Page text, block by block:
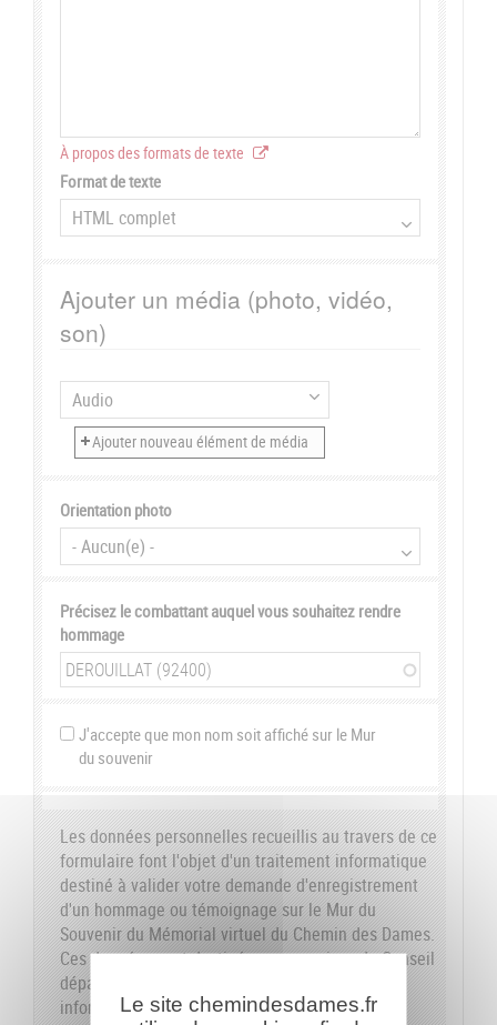
À propos des formats de texte
Format de texte
Ajouter un média (photo, vidéo,
son)
Orientation photo
Précisez le combattant auquel vous souhaitez rendre
hommage
J'accepte que mon nom soit affiché sur le Mur
du souvenir
Les données personnelles recueillis au travers de ce
formulaire font l'objet d'un traitement informatique
destiné à valider votre demande d'enregistrement
d'un hommage ou témoignage sur le Mur du
Souvenir du Mémorial virtuel du Chemin des Dames.
Ces données sont destinées aux services du Conseil
départemental de l'Aisne. Conformément à la loi
informatique et libertés du 6 janvier 1978, nous
Le site chemindesdames.fr